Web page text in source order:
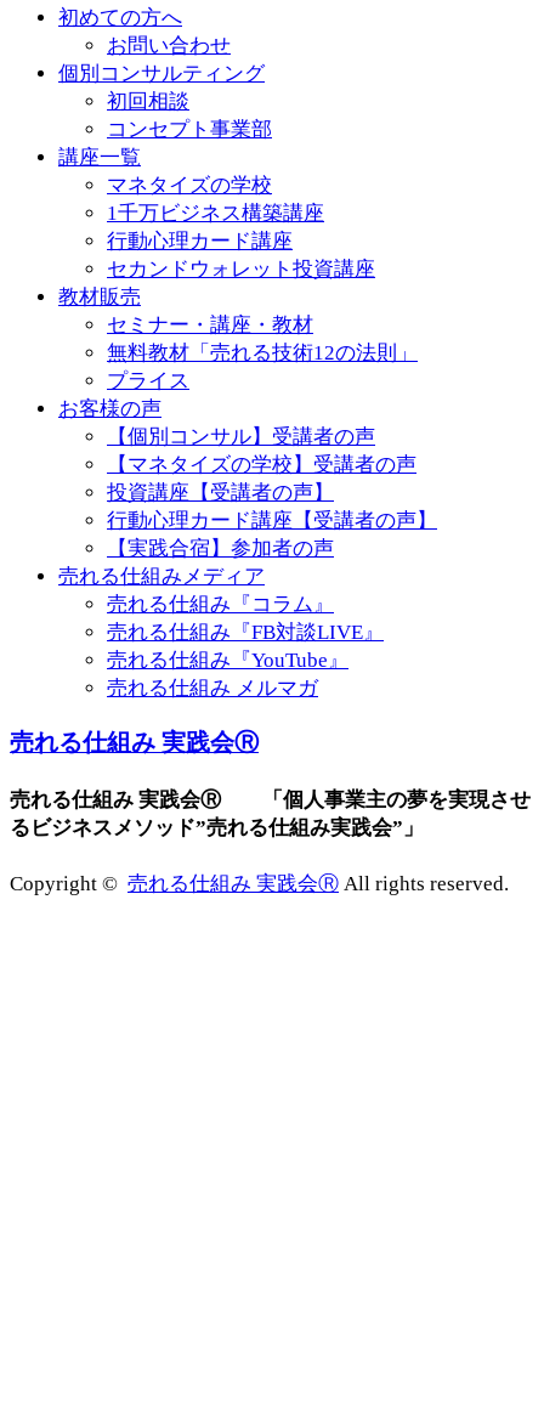
初めての方へ
お問い合わせ
個別コンサルティング
初回相談
コンセプト事業部
講座一覧
マネタイズの学校
1千万ビジネス構築講座
行動心理カード講座
セカンドウォレット投資講座
教材販売
セミナー・講座・教材
無料教材「売れる技術12の法則」
プライス
お客様の声
【個別コンサル】受講者の声
【マネタイズの学校】受講者の声
投資講座【受講者の声】
行動心理カード講座【受講者の声】
【実践合宿】参加者の声
売れる仕組みメディア
売れる仕組み『コラム』
売れる仕組み『FB対談LIVE』
売れる仕組み『YouTube』
売れる仕組み メルマガ
売れる仕組み 実践会Ⓡ
売れる仕組み 実践会Ⓡ 「個人事業主の夢を実現させ
るビジネスメソッド”売れる仕組み実践会”」
Copyright © 売れる仕組み 実践会Ⓡ All rights reserved.